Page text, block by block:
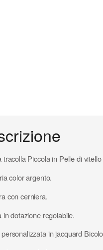
tracolla Piccola in Pelle di
color argento.
con cerniera.
in dotazione regolabile.
in jacquard